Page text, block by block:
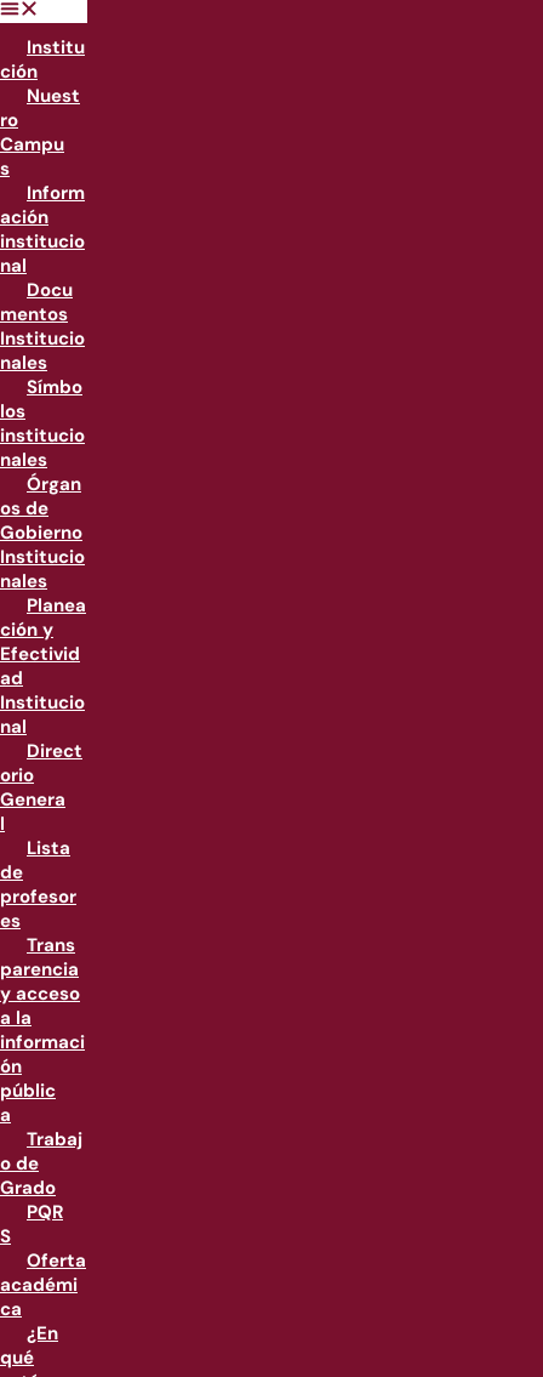
Institu
ción
Nuest
ro
Campu
s
Inform
ación
institucio
nal
Docu
mentos
Institucio
nales
Símbo
los
institucio
nales
Órgan
os de
Gobierno
Institucio
nales
Planea
ción y
Efectivid
ad
Institucio
nal
Direct
orio
Genera
l
Lista
de
profesor
es
Trans
parencia
y acceso
a la
informaci
ón
públic
a
Trabaj
o de
Grado
PQR
S
Oferta
académi
ca
¿En
qué